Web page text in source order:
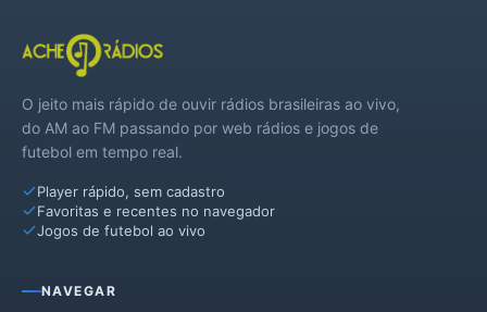
O jeito mais rápido de ouvir rádios brasileiras ao vivo,
do AM ao FM passando por web rádios e jogos de
futebol em tempo real.
Player rápido, sem cadastro
Favoritas e recentes no navegador
Jogos de futebol ao vivo
NAVEGAR